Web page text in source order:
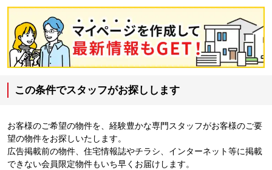
この条件でスタッフがお探しします
お客様のご希望の物件を、経験豊かな専門スタッフがお客様のご要
望の物件をお探しいたします。
広告掲載前の物件、住宅情報誌やチラシ、インターネット等に掲載
できない会員限定物件もいち早くお届けします。